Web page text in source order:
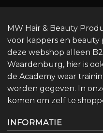
MW Hair & Beauty
voor kappers en beauty
deze webshop alleen
Waardenburg, hier is
de Academy waar
worden gegeven. In
komen om zelf te
INFORMATIE